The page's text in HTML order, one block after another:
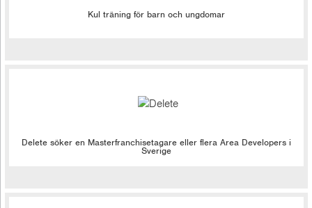
Kul träning för barn och ungdomar
Delete söker en Masterfranchisetagare eller flera Area Developers i
Sverige